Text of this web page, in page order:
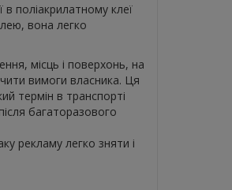
в поліакрилатному клеї
вона легко
місць і поверхонь, на
вимоги власника. Ця
термін в транспорті
багаторазового
рекламу легко зняти і